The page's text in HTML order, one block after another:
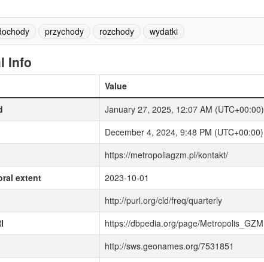
przychody rozchody wydatki
Info
Value
January 27, 2025, 12:07 AM (UTC+00:00)
December 4, 2024, 9:48 PM (UTC+00:00)
https://metropoliagzm.pl/kontakt/
extent
2023-10-01
http://purl.org/cld/freq/quarterly
https://dbpedia.org/page/Metropolis_GZM
http://sws.geonames.org/7531851